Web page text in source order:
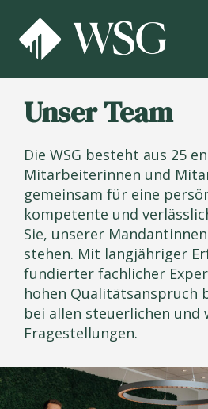
Unser Team
Die WSG besteht aus 25
Mitarbeiterinnen und
gemeinsam für eine
kompetente und
Sie, unserer
stehen. Mit langjähriger
fundierter fachlicher
hohen Qualitätsanspruch
bei allen steuerlichen
Fragestellungen.